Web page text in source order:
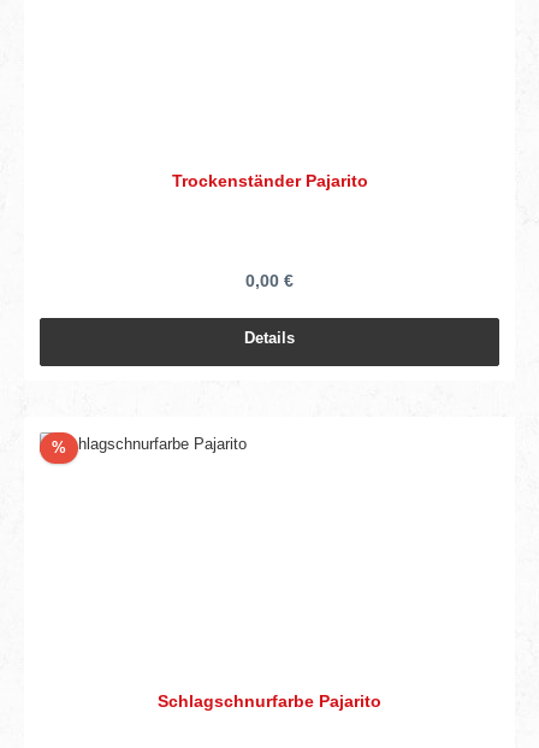
Trockenständer Pajarito
0,00 €
Details
%Rabatt
Schlagschnurfarbe Pajarito